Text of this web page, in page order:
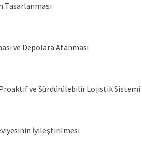
Tasarlanması
ve Depolara Atanması
ve Sürdürülebilir Lojistik Sistemi
İyileştirilmesi